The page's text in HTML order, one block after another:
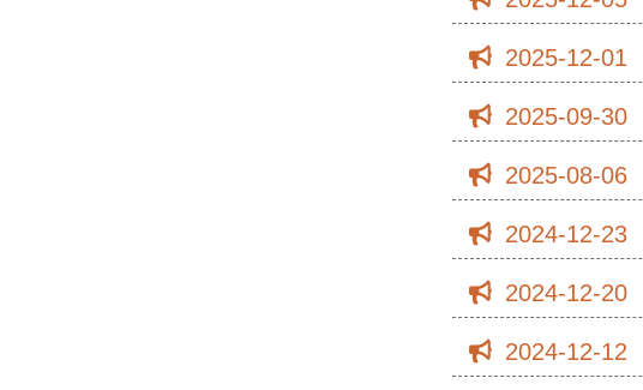
2025-12-01
2025-09-30
2025-08-06
2024-12-23
2024-12-20
2024-12-12